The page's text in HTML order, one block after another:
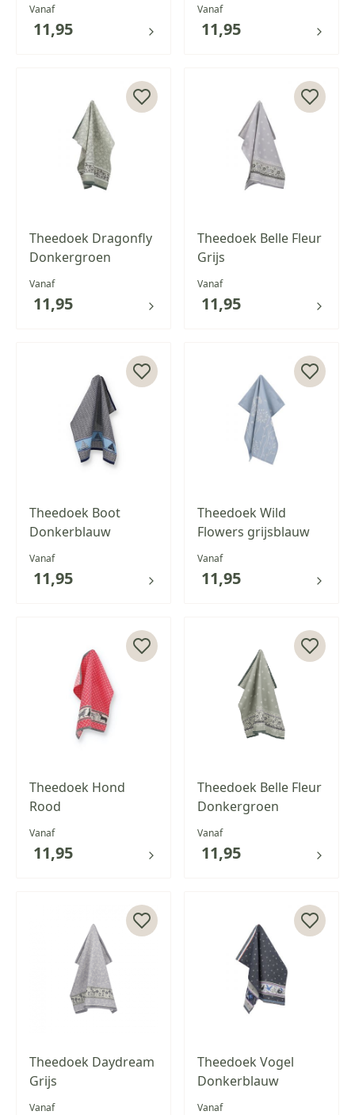
Vanaf
11,95
Vanaf
11,95
Theedoek Dragonfly
Donkergroen
Vanaf
11,95
Theedoek Belle Fleur
Grijs
Vanaf
11,95
Theedoek Boot
Donkerblauw
Vanaf
11,95
Theedoek Wild
Flowers grijsblauw
Vanaf
11,95
Theedoek Hond
Rood
Vanaf
11,95
Theedoek Belle Fleur
Donkergroen
Vanaf
11,95
Theedoek Daydream
Grijs
Vanaf
Theedoek Vogel
Donkerblauw
Vanaf